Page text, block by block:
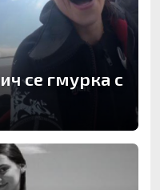
се гмурка с